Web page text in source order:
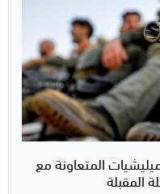
المتعاونة مع
المقبلة